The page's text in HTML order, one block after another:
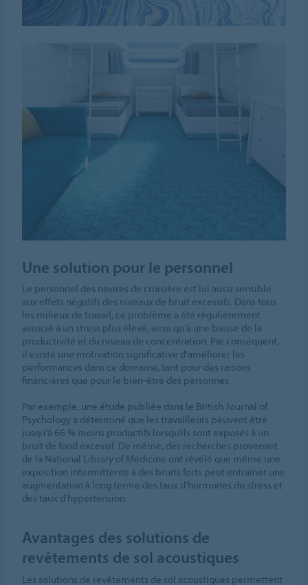
Une solution pour le personnel
Le personnel des navires de croisière est lui aussi sensible
aux effets négatifs des niveaux de bruit excessifs. Dans tous
les milieux de travail, ce problème a été régulièrement
associé à un stress plus élevé, ainsi qu’à une baisse de la
productivité et du niveau de concentration. Par conséquent,
il existe une motivation significative d’améliorer les
performances dans ce domaine, tant pour des raisons
financières que pour le bien-être des personnes.
Par exemple, une étude publiée dans le British Journal of
Psychology a déterminé que les travailleurs peuvent être
jusqu’à 66 % moins productifs lorsqu’ils sont exposés à un
bruit de fond excessif. De même, des recherches provenant
de la National Library of Medicine ont révélé que même une
exposition intermittente à des bruits forts peut entraîner une
augmentation à long terme des taux d’hormones du stress et
des taux d’hypertension.
Avantages des solutions de
revêtements de sol acoustiques
Les solutions de revêtements de sol acoustiques permettent